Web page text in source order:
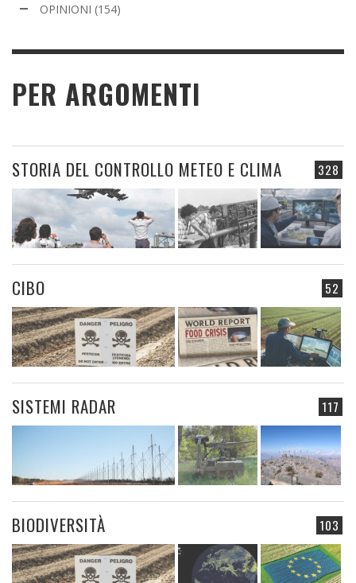
OPINIONI (154)
PER ARGOMENTI
328
STORIA DEL CONTROLLO METEO E CLIMA
52
CIBO
117
SISTEMI RADAR
103
BIODIVERSITÀ